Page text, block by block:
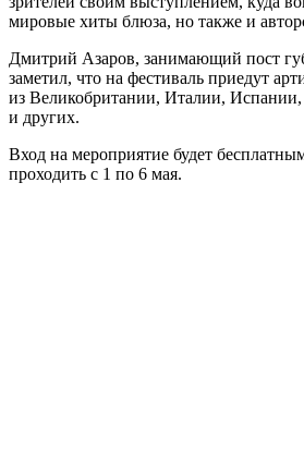
мировые хиты блюза, но также и
Дмитрий Азаров, занимающий пост
заметил, что на фестиваль приедут
из Великобритании, Италии,
и других.
Вход на мероприятие будет
проходить с 1 по 6 мая.